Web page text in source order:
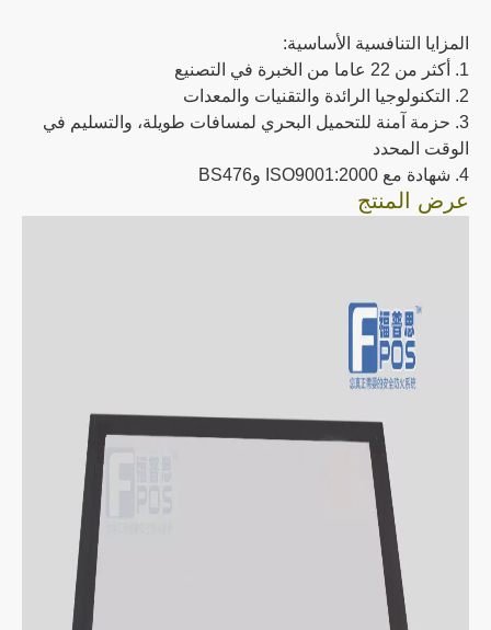
المزايا التنافسية الأساسية:
1. أكثر من 22 عاما من الخبرة في التصنيع
2. التكنولوجيا الرائدة والتقنيات والمعدات
3. حزمة آمنة للتحميل البحري لمسافات طويلة، والتسليم في
الوقت المحدد
4. شهادة مع ISO9001:2000 وBS476
عرض المنتج